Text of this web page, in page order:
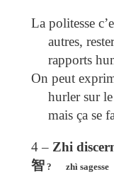
La politesse
autres,
rapports
On peut
hurler sur
mais ça se
4 – Zhi
智 ? zhì sagesse